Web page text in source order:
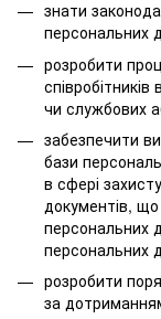
знати
персональних
розробити
співробітників
чи службових
забезпечити
бази
в сфері
документів,
персональних
персональних
розробити
за